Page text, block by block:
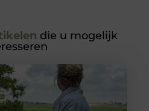
die u mogelijk